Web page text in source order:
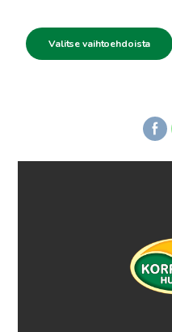
5.90€
Valitse vaihtoehdoista